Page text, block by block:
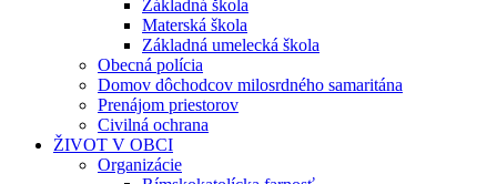
Základná škola
Materská škola
Základná umelecká škola
Obecná polícia
Domov dôchodcov milosrdného samaritána
Prenájom priestorov
Civilná ochrana
ŽIVOT V OBCI
Organizácie